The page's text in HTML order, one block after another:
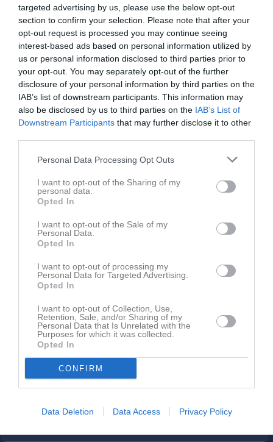
targeted advertising by us, please use the below opt-out
section to confirm your selection. Please note that after your
opt-out request is processed you may continue seeing
interest-based ads based on personal information utilized by
us or personal information disclosed to third parties prior to
your opt-out. You may separately opt-out of the further
disclosure of your personal information by third parties on the
IAB’s list of downstream participants. This information may
also be disclosed by us to third parties on the IAB’s List of
Downstream Participants that may further disclose it to other
Personal Data Processing Opt Outs
I want to opt-out of the Sharing of my
personal data.
Opted In
I want to opt-out of the Sale of my
Personal Data.
Opted In
I want to opt-out of processing my
Personal Data for Targeted Advertising.
Opted In
I want to opt-out of Collection, Use,
Retention, Sale, and/or Sharing of my
Personal Data that Is Unrelated with the
Purposes for which it was collected.
Opted In
CONFIRM
Data Deletion Data Access Privacy Policy
Senast uppladdade video
Ingen video uppladdad
Senast uppdaterade album
Inget album finns skapat
Logga in som administratör och skapa ert första album
På gång Kalender
Inga kommande aktiviteter